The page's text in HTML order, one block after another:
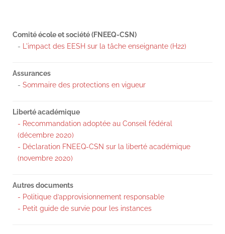
Comité école et société (FNEEQ-CSN)
-
L'impact des EESH sur la tâche enseignante (H22)
Assurances
- Sommaire des protections en vigueur
Liberté académique
- Recommandation adoptée au Conseil fédéral
(décembre 2020)
- Déclaration FNEEQ-CSN sur la liberté académique
(novembre 2020)
Autres documents
- Politique d’approvisionnement responsable
- Petit guide de survie pour les instances